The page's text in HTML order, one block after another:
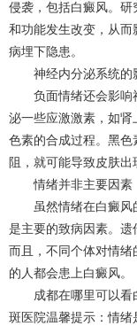
侵袭，包括白癜风。
和功能发生改变，从
病埋下隐患。
神经内分泌系统的
负面情绪还会影响
泌一些应激激素，如
色素的合成过程。黑
阻，就可能导致皮肤出
情绪并非主要因素
虽然情绪在白癜风
是主要的致病因素。遗
而且，不同个体对情
的人都会患上白癜风。
成都在哪里可以看白
斑医院温馨提示：情绪